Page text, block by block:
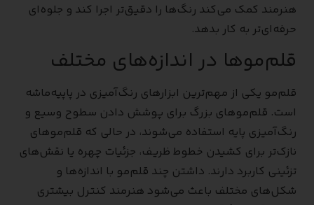
هنرمند کمک می‌کند رنگ‌ها را دقیق‌تر اجرا کند و جلوه‌ای
حرفه‌ای‌تر به کار بدهد.
قلم‌موها در اندازه‌های مختلف
قلم‌مو یکی از مهم‌ترین ابزارهای رنگ‌آمیزی در پاپیه‌ماشه
است. قلم‌موهای بزرگ برای پوشش دادن سطوح وسیع و
رنگ‌آمیزی پایه استفاده می‌شوند، در حالی که قلم‌موهای
نازک‌تر برای کشیدن خطوط ظریف، جزئیات چهره یا نقش‌های
تزئینی کاربرد دارند. داشتن چند قلم‌مو با اندازه‌ها و
شکل‌های مختلف باعث می‌شود هنرمند کنترل بیشتری